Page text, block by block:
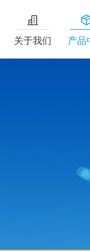
关于我们 产品